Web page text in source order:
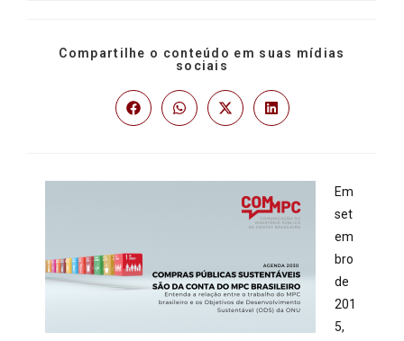
Compartilhe o conteúdo em suas mídias
sociais
Em
set
em
bro
de
201
5,